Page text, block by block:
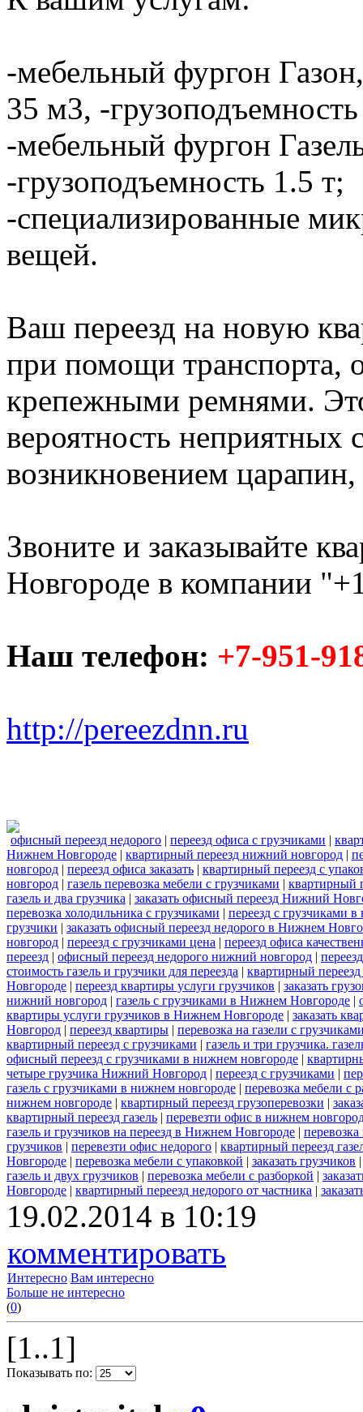
-мебельный фургон
35 м3, -
-мебельный фургон
-грузоподъемность 1.5 т;
-специализированные
вещей.
Ваш переезд на новую
при помощи транспорта,
крепежными ремнями.
вероятность неприятных
возникновением царапин,
Звоните и заказывайте
Новгороде в компании
Наш телефон: +7-951-
http://pereezdnn.ru
офисный переезд недорого | переезд офиса с грузчиками |
Нижнем Новгороде | квартирный переезд нижний новгород |
новгород | переезд офиса заказать | квартирный переезд с
новгород | газель перевозка мебели с грузчиками | квартирный
газель и два грузчика | заказать офисный переезд Нижний
перевозка холодильника с грузчиками | переезд с грузчиками
грузчики | заказать офисный переезд недорого в Нижнем
новгород | переезд с грузчиками цена | переезд офиса
переезд | офисный переезд недорого нижний новгород |
стоимость газель и грузчики для переезда | квартирный
Новгороде | переезд квартиры услуги грузчиков | заказать
нижний новгород | газель с грузчиками в Нижнем Новгороде |
квартиры услуги грузчиков в Нижнем Новгороде | заказать
Новгород | переезд квартиры | перевозка на газели с
квартирный переезд с грузчиками | газель и три грузчика.
офисный переезд с грузчиками в нижнем новгороде |
четыре грузчика Нижний Новгород | переезд с грузчиками |
газель с грузчиками в нижнем новгороде | перевозка мебели с
нижнем новгороде | квартирный переезд грузоперевозки |
квартирный переезд газель | перевезти офис в нижнем
газель и грузчиков на переезд в Нижнем Новгороде |
грузчиков | перевезти офис недорого | квартирный переезд
Новгороде | перевозка мебели с упаковкой | заказать грузчиков
газель и двух грузчиков | перевозка мебели с разборкой |
Новгороде | квартирный переезд недорого от частника |
19.02.2014 в 10:19
комментировать
Интересно Вам интересно
Больше не интересно
(0)
[1..1]
Показывать по: